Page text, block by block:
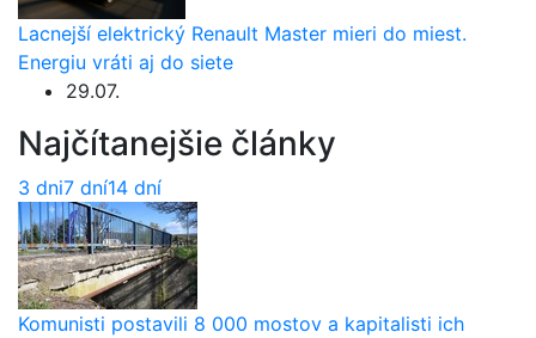
Lacnejší elektrický Renault Master mieri do miest.
Energiu vráti aj do siete
29.07.
Najčítanejšie články
3 dni7 dní14 dní
Komunisti postavili 8 000 mostov a kapitalisti ich